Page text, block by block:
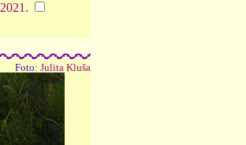
2021 .
Foto: Julita Kluša